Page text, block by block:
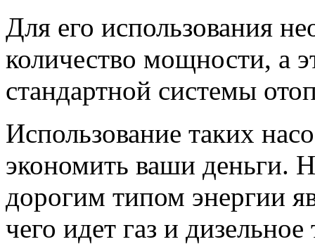
Для его использования
количество мощности, а
стандартной системы
Использование таких
экономить ваши деньги.
дорогим типом энергии
чего идет газ и